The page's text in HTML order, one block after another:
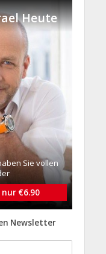
Heute
Sie vollen
€6.90
Newsletter